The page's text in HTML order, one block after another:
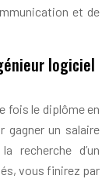
et de
logiciel
fois le diplôme en
gagner un salaire
recherche d’un
vous finirez par